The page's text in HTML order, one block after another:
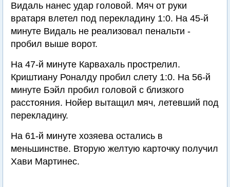
Видаль нанес удар головой. Мяч от руки
вратаря влетел под перекладину 1:0. На 45-й
минуте Видаль не реализовал пенальти -
пробил выше ворот.
На 47-й минуте Карвахаль прострелил.
Криштиану Роналду пробил слету 1:0. На 56-й
минуте Бэйл пробил головой с близкого
расстояния. Нойер вытащил мяч, летевший под
перекладину.
На 61-й минуте хозяева остались в
меньшинстве. Вторую желтую карточку получил
Хави Мартинес.